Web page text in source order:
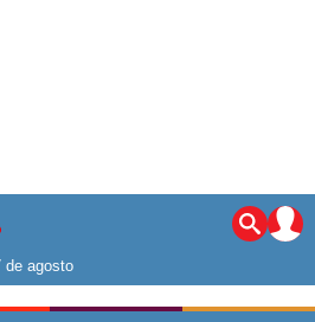
La ciudad
Punta Alta
de agosto